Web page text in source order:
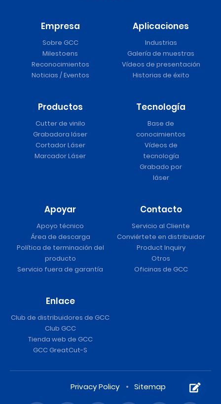
Empresa
Sobre GCC
Milestoens
Reconocimientos
Noticias / Eventos
Aplicaciones
Industrias
Galería de muestras
Vídeos de presentación
Historias de éxito
Productos
Cutter de vinilo
Grabadora láser
Cortador Láser
Marcador Láser
Tecnología
Base de
conocimientos
Vídeos de
tecnología
Grabado por
láser
Apoyar
Apoyo técnico
Área de descarga
Política de terminación del
producto
Servicio fuera de garantía
Contacto
Servicio al Cliente
Conviértete en distribuidor
Product Inquiry
Otros
Oficinas de GCC
Enlace
Club de distribuidores de GCC
Club GCC
Tienda web de GCC
GCC GreatCut-S
Privacy Policy Sitemap